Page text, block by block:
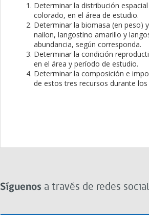
Determinar la distribución
colorado, en el área de estudio.
Determinar la biomasa (en peso)
nailon, langostino amarillo y
abundancia, según corresponda.
Determinar la condición
en el área y período de estudio.
Determinar la composición e
de estos tres recursos durante
Síguenos a través de redes